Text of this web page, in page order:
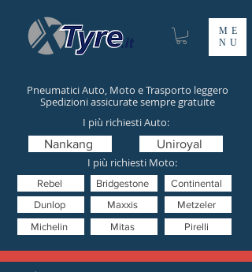
ME
NU
Pneumatici Auto, Moto e Trasporto leggero
Spedizioni assicurate sempre gratuite
I più richiesti Moto:
Mitas
Nankang
Pirelli
Uniroyal
Metzeler
Dunlop
Bridgestone Continental
Michelin
Rebel
I più richiesti Auto:
Maxxis